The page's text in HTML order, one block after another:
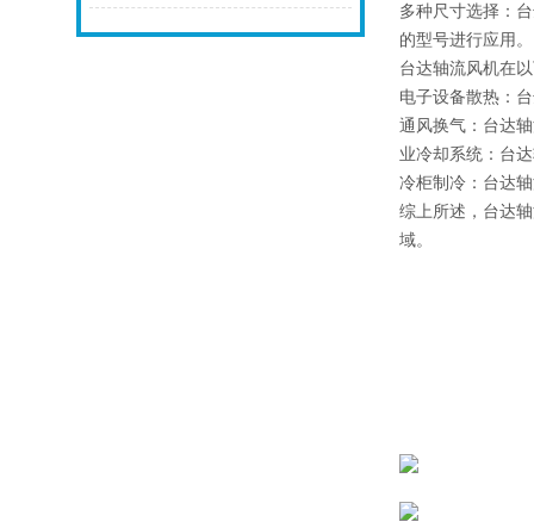
多种尺寸选择：
的型号进行应用。
台达轴流风机在
电子设备散热：
通风换气：台达
业冷却系统：台
冷柜制冷：台达
综上所述，台达
域。